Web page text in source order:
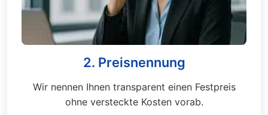
2. Preisnennung
Wir nennen Ihnen transparent einen Festpreis
ohne versteckte Kosten vorab.